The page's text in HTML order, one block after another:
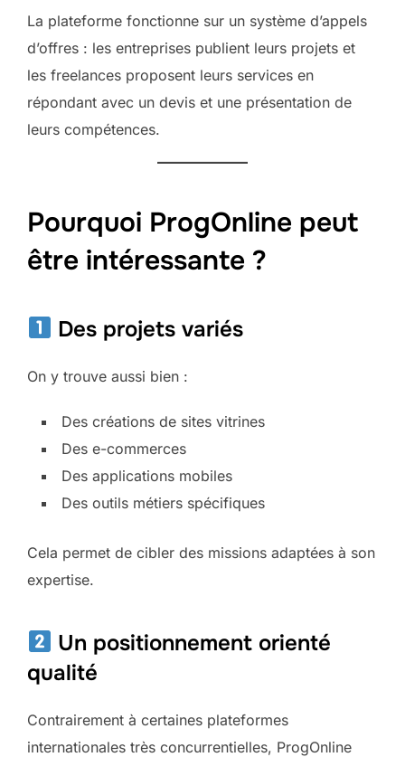
La plateforme fonctionne sur un système d’appels
d’offres : les entreprises publient leurs projets et
les freelances proposent leurs services en
répondant avec un devis et une présentation de
leurs compétences.
Pourquoi ProgOnline peut
être intéressante ?
Des projets variés
On y trouve aussi bien :
Des créations de sites vitrines
Des e-commerces
Des applications mobiles
Des outils métiers spécifiques
Cela permet de cibler des missions adaptées à son
expertise.
Un positionnement orienté
qualité
Contrairement à certaines plateformes
internationales très concurrentielles, ProgOnline